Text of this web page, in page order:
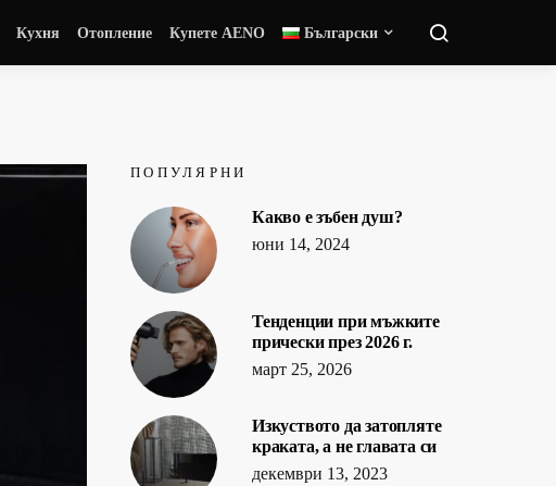
Кухня Отопление Купете AENO Български
ПОПУЛЯРНИ
Какво е зъбен душ?
юни 14, 2024
Тенденции при мъжките
прически през 2026 г.
март 25, 2026
Изкуството да затопляте
краката, а не главата си
декември 13, 2023